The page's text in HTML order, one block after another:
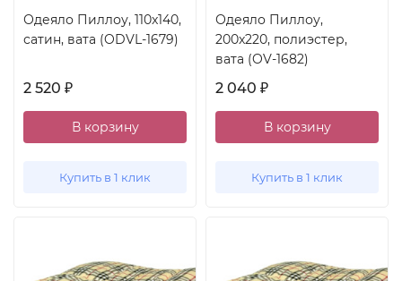
Одеяло Пиллоу, 110x140,
сатин, вата (ODVL-1679)
2 520 ₽
В корзину
Купить в 1 клик
Одеяло Пиллоу,
200x220, полиэстер,
вата (OV-1682)
2 040 ₽
В корзину
Купить в 1 клик